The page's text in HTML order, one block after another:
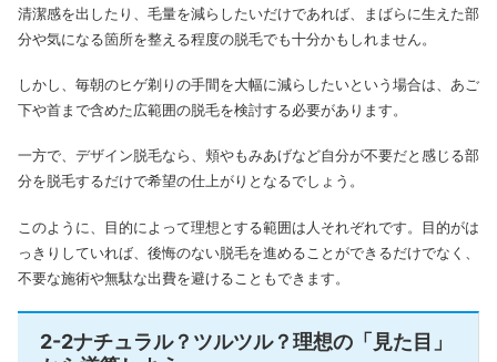
清潔感を出したり、毛量を減らしたいだけであれば、まばらに生えた部
分や気になる箇所を整える程度の脱毛でも十分かもしれません。
しかし、毎朝のヒゲ剃りの手間を大幅に減らしたいという場合は、あご
下や首まで含めた広範囲の脱毛を検討する必要があります。
一方で、デザイン脱毛なら、頬やもみあげなど自分が不要だと感じる部
分を脱毛するだけで希望の仕上がりとなるでしょう。
このように、目的によって理想とする範囲は人それぞれです。目的がは
っきりしていれば、後悔のない脱毛を進めることができるだけでなく、
不要な施術や無駄な出費を避けることもできます。
2-2ナチュラル？ツルツル？理想の「見た目」